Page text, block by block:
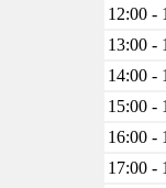
12:00 -
13:00 -
14:00 -
15:00 -
16:00 -
17:00 -